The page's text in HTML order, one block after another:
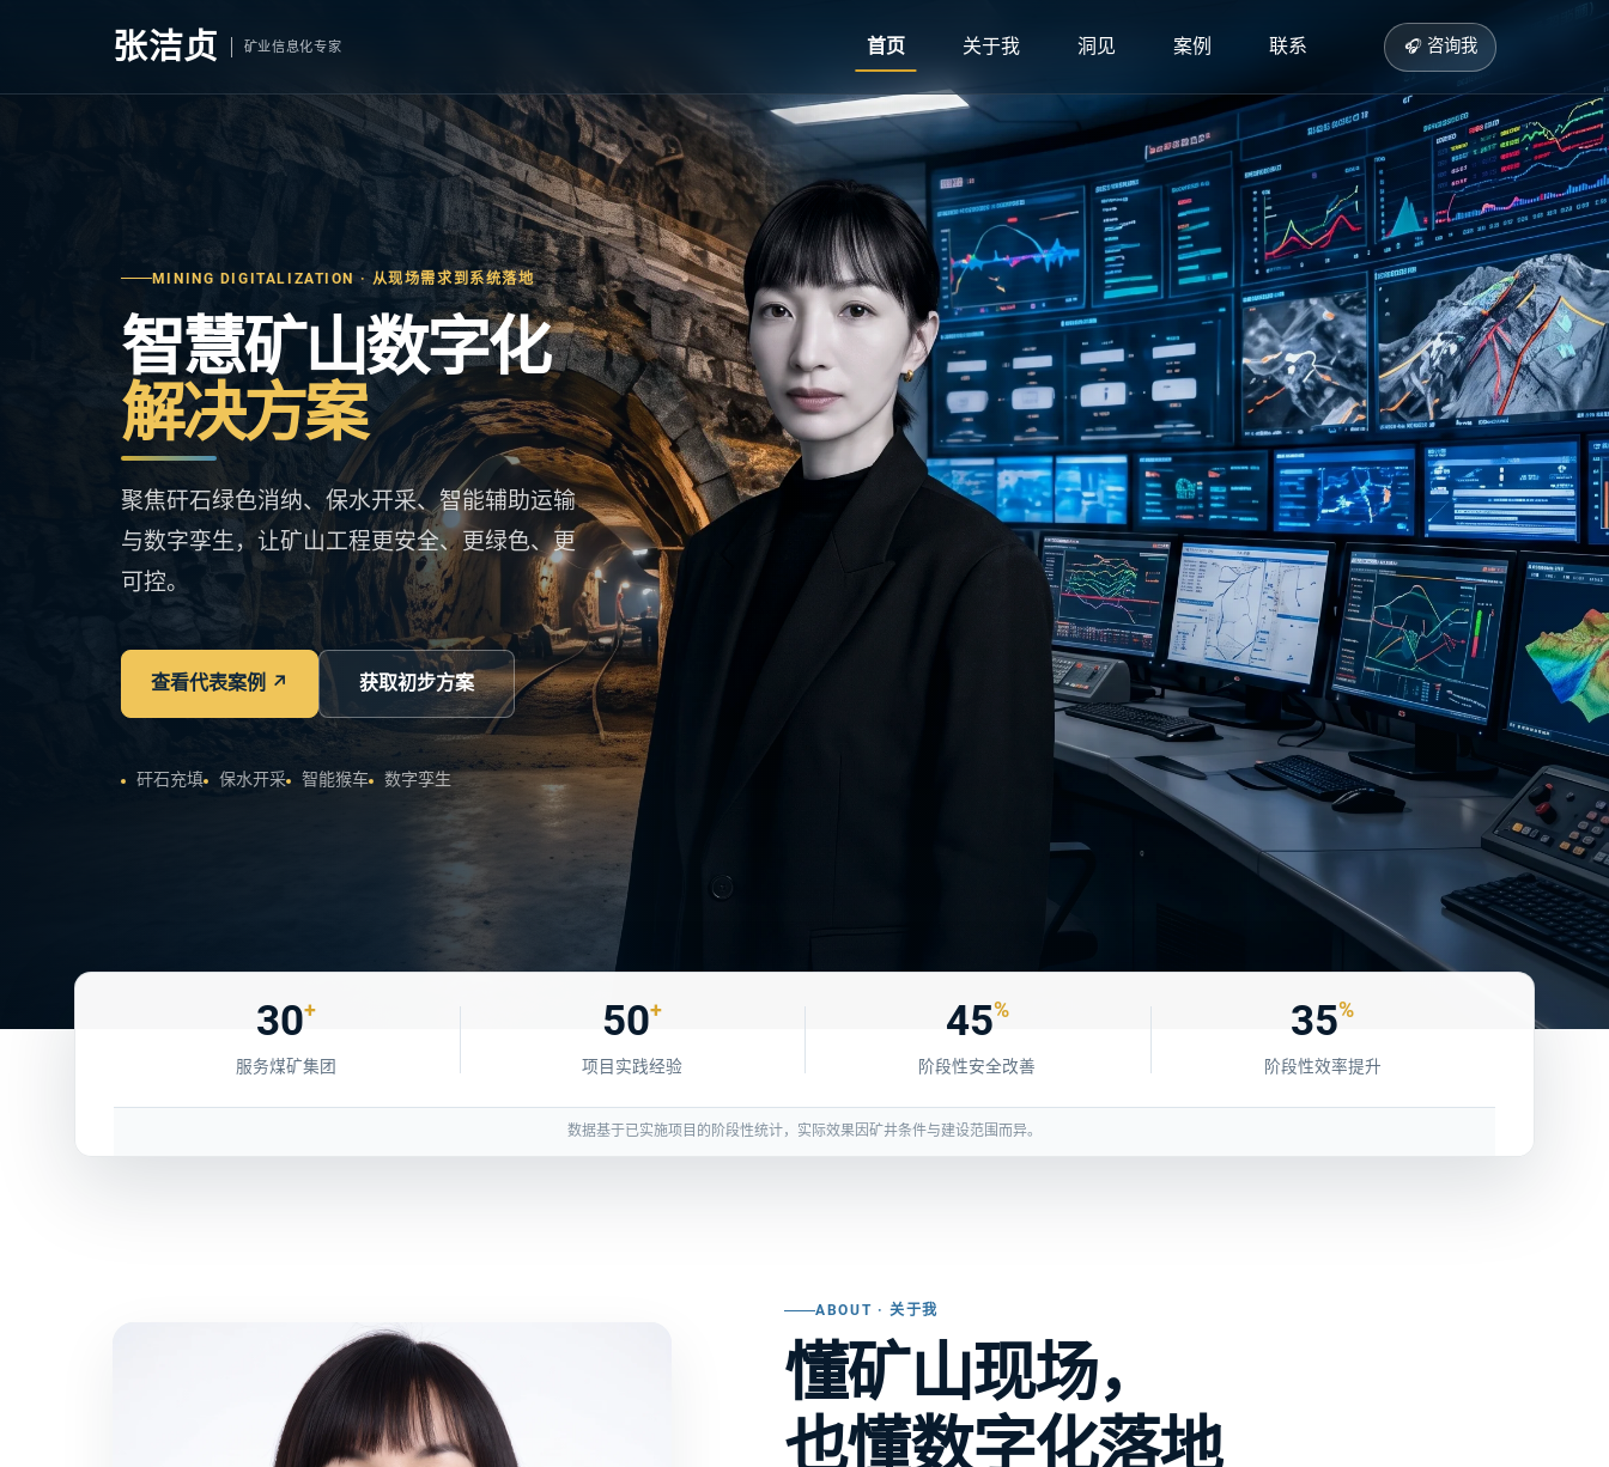
张洁贞 矿业信息化专家 首页 关于我 洞见 案例 联系 咨询我
MINING DIGITALIZATION · 从现场需求到系统落地
智慧矿山数字化
解决方案
聚焦矸石绿色消纳、保水开采、智能辅助运输
与数字孪生，让矿山工程更安全、更绿色、更
可控。
查看代表案例 ↗ 获取初步方案
矸石充填 保水开采 智能猴车 数字孪生
30+
服务煤矿集团
50+
项目实践经验
45%
阶段性安全改善
35%
阶段性效率提升
数据基于已实施项目的阶段性统计，实际效果因矿井条件与建设范围而异。
ABOUT · 关于我
懂矿山现场，
也懂数字化落地